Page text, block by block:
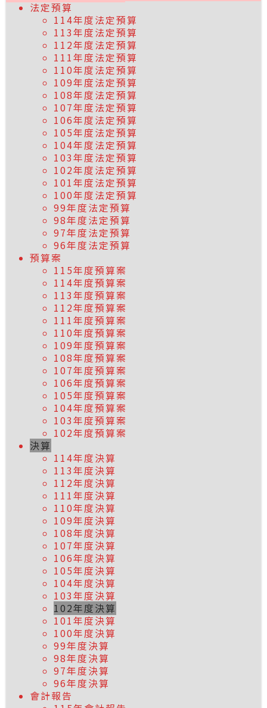
法定預算
114年度法定預算
113年度法定預算
112年度法定預算
111年度法定預算
110年度法定預算
109年度法定預算
108年度法定預算
107年度法定預算
106年度法定預算
105年度法定預算
104年度法定預算
103年度法定預算
102年度法定預算
101年度法定預算
100年度法定預算
99年度法定預算
98年度法定預算
97年度法定預算
96年度法定預算
預算案
115年度預算案
114年度預算案
113年度預算案
112年度預算案
111年度預算案
110年度預算案
109年度預算案
108年度預算案
107年度預算案
106年度預算案
105年度預算案
104年度預算案
103年度預算案
102年度預算案
決算
114年度決算
113年度決算
112年度決算
111年度決算
110年度決算
109年度決算
108年度決算
107年度決算
106年度決算
105年度決算
104年度決算
103年度決算
102年度決算
101年度決算
100年度決算
99年度決算
98年度決算
97年度決算
96年度決算
會計報告